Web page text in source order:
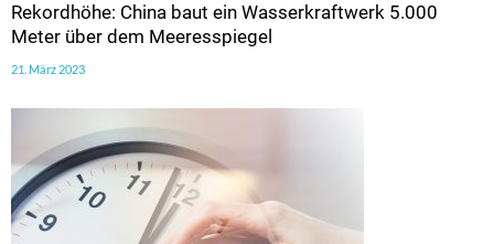
Rekordhöhe: China baut ein Wasserkraftwerk 5.000
Meter über dem Meeresspiegel
21. März 2023